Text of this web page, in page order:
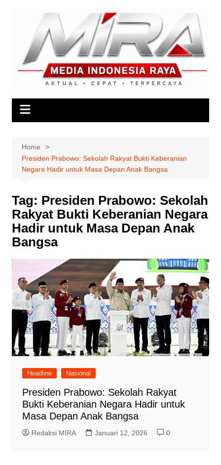
Home
Presiden Prabowo: Sekolah Rakyat Bukti Keberanian
Negara Hadir untuk Masa Depan Anak Bangsa
Tag: Presiden Prabowo: Sekolah
Rakyat Bukti Keberanian Negara
Hadir untuk Masa Depan Anak
Bangsa
Headline Nasional
Presiden Prabowo: Sekolah Rakyat
Bukti Keberanian Negara Hadir untuk
Masa Depan Anak Bangsa
Redaksi MIRA Januari 12, 2026 0